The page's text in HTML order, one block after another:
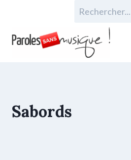
Rechercher...
Sabords